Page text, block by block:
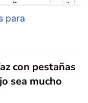
para
con pestañas
sea mucho